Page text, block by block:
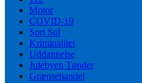
Motor
COVID-19
Sort Sol
Kriminalitet
Uddannelse
Julebyen Tønder
Grænsehandel